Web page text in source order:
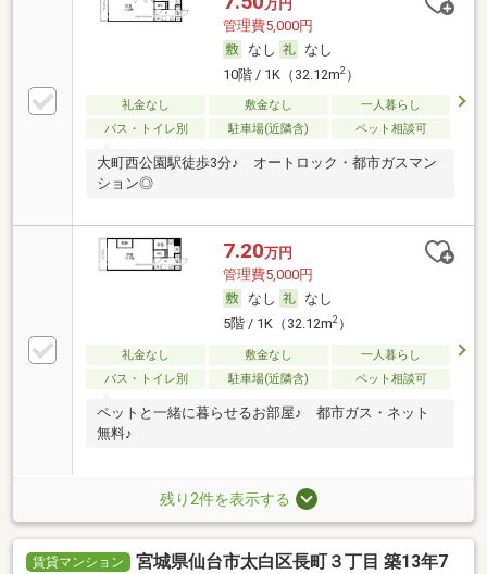
万円
管理費5,000円
なし
なし
10階 / 1K（32.12m2）
礼金なし 敷金なし
一人暮らし
バス・トイレ別
駐車場(近隣含) ペット相談可
大町西公園駅徒歩3分♪ オートロック・都市ガスマン
ション◎
7.20万円
管理費5,000円
なし
なし
5階 / 1K（32.12m2）
礼金なし 敷金なし
一人暮らし
バス・トイレ別
駐車場(近隣含) ペット相談可
ペットと一緒に暮らせるお部屋♪ 都市ガス・ネット
無料♪
残り2件を表示する
賃貸マンション
宮城県仙台市太白区長町３丁目 築13年7